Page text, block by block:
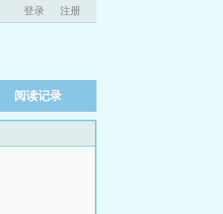
登录 注册
阅读记录